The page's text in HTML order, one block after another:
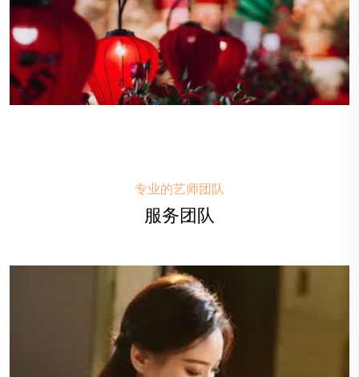
专业的艺师团队
服务团队